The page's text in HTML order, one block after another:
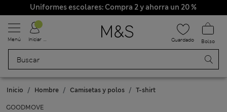
Uniformes escolares: Compra 2 y ahorra un 20 %
Menú Iniciar sesión Guardado Bolso
Inicio Hombre Camisetas y polos T-shirt
GOODMOVE